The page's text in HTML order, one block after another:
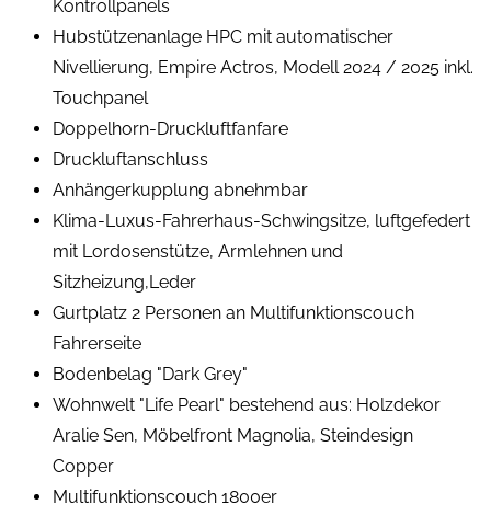
Kontrollpanels
Hubstützenanlage HPC mit automatischer
Nivellierung, Empire Actros, Modell 2024 / 2025 inkl.
Touchpanel
Doppelhorn-Druckluftfanfare
Druckluftanschluss
Anhängerkupplung abnehmbar
Klima-Luxus-Fahrerhaus-Schwingsitze, luftgefedert
mit Lordosenstütze, Armlehnen und
Sitzheizung,Leder
Gurtplatz 2 Personen an Multifunktionscouch
Fahrerseite
Bodenbelag "Dark Grey"
Wohnwelt "Life Pearl" bestehend aus: Holzdekor
Aralie Sen, Möbelfront Magnolia, Steindesign
Copper
Multifunktionscouch 1800er